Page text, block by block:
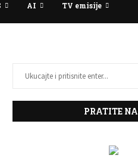
AI TV emisije
PRATITE